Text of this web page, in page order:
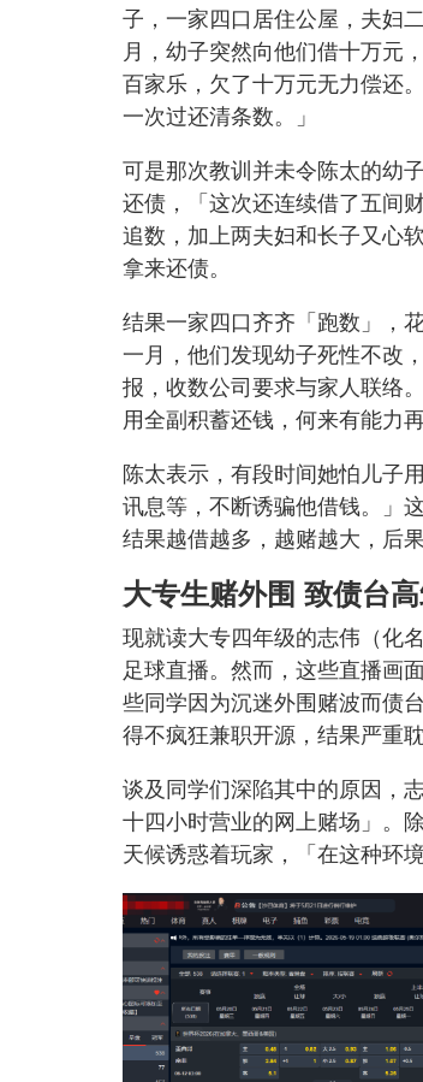
子，一家四口居住公屋，夫妇
月，幼子突然向他们借十万元
百家乐，欠了十万元无力偿还
一次过还清条数。」
可是那次教训并未令陈太的幼
还债，「这次还连续借了五间
追数，加上两夫妇和长子又心
拿来还债。
结果一家四口齐齐「跑数」，
一月，他们发现幼子死性不改
报，收数公司要求与家人联络
用全副积蓄还钱，何来有能力
陈太表示，有段时间她怕儿子
讯息等，不断诱骗他借钱。」
结果越借越多，越赌越大，后果
大专生赌外围 致债台
现就读大专四年级的志伟（化
足球直播。然而，这些直播画
些同学因为沉迷外围赌波而债
得不疯狂兼职开源，结果严重
谈及同学们深陷其中的原因，
十四小时营业的网上赌场」。
天候诱惑着玩家，「在这种环